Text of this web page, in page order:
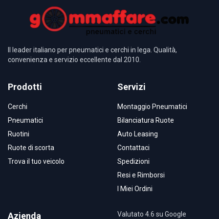
Il leader italiano per pneumatici e cerchi in lega. Qualità,
convenienza e servizio eccellente dal 2010.
Prodotti
Cerchi
Pneumatici
Ruotini
Ruote di scorta
Trova il tuo veicolo
Servizi
Montaggio Pneumatici
Bilanciatura Ruote
Auto Leasing
Contattaci
Spedizioni
Resi e Rimborsi
I Miei Ordini
Azienda Valutato 4.6 su Google